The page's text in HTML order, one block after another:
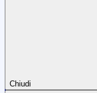
Chiudi